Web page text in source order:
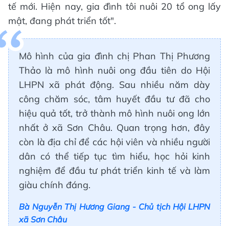
tế mới. Hiện nay, gia đình tôi nuôi 20 tổ ong lấy
mật, đang phát triển tốt".
Mô hình của gia đình chị Phan Thị Phương
Thảo là mô hình nuôi ong đầu tiên do Hội
LHPN xã phát động. Sau nhiều năm dày
công chăm sóc, tâm huyết đầu tư đã cho
hiệu quả tốt, trở thành mô hình nuôi ong lớn
nhất ở xã Sơn Châu. Quan trọng hơn, đây
còn là địa chỉ để các hội viên và nhiều người
dân có thể tiếp tục tìm hiểu, học hỏi kinh
nghiệm để đầu tư phát triển kinh tế và làm
giàu chính đáng.
Bà Nguyễn Thị Hương Giang - Chủ tịch Hội LHPN
xã Sơn Châu